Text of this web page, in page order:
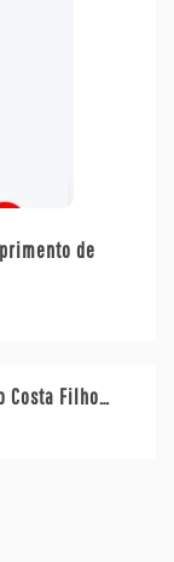
de
Costa Filho…